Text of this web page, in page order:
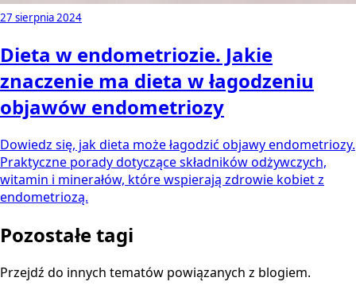
27 sierpnia 2024
Dieta w endometriozie. Jakie
znaczenie ma dieta w łagodzeniu
objawów endometriozy
Dowiedz się, jak dieta może łagodzić objawy endometriozy.
Praktyczne porady dotyczące składników odżywczych,
witamin i minerałów, które wspierają zdrowie kobiet z
endometriozą.
Pozostałe tagi
Przejdź do innych tematów powiązanych z blogiem.